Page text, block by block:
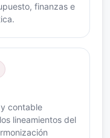
finanzas e
contable
lineamientos del